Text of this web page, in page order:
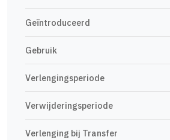
Geïntroduceerd
Gebruik
Verlengingsperiode
Verwijderingsperiode
Verlenging bij Transfer